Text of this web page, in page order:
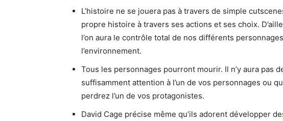
L’histoire ne se jouera pas à travers de simple
propre histoire à travers ses actions et ses choix.
l’on aura le contrôle total de nos différents
l’environnement.
Tous les personnages pourront mourir. Il n’y aura pas
suffisamment attention à l’un de vos personnages ou
perdrez l’un de vos protagonistes.
David Cage précise même qu’ils adorent développer